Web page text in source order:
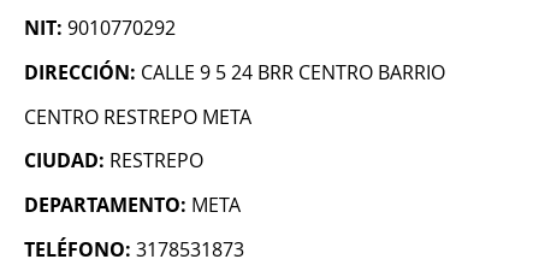
NIT: 9010770292
DIRECCIÓN: CALLE 9 5 24 BRR CENTRO BARRIO
CENTRO RESTREPO META
CIUDAD: RESTREPO
DEPARTAMENTO: META
TELÉFONO: 3178531873